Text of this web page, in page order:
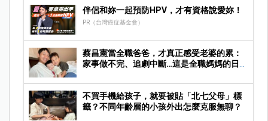
伴侶和妳一起預防HPV，才有資格說愛妳！
PR（台灣癌症基金會）
蔡昌憲當全職爸爸，才真正感受老婆的累：
家事做不完、追劇中斷…這是全職媽媽的日
不買手機給孩子，就要被貼「北七父母」標
籤？不同年齡層的小孩外出怎麼克服無聊？